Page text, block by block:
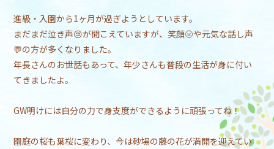
進級・入園から1ヶ月が過ぎようとしています。
まだまだ泣き声😢が聞こえていますが、笑顔🌝や元気な話し声
💬の方が多くなりました。
年長さんのお世話もあって、年少さんも普段の生活が身に付い
てきましたよ。
GW明けには自分の力で身支度ができるように頑張ってね！
園庭の桜も葉桜に変わり、今は砂場の藤の花が満開を迎えてい